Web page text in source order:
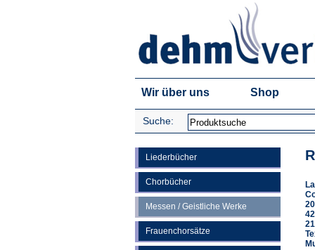
Wir über uns Shop
Suche:
Liederbücher
Chorbücher
Messen / Geistliche Werke
Frauenchorsätze